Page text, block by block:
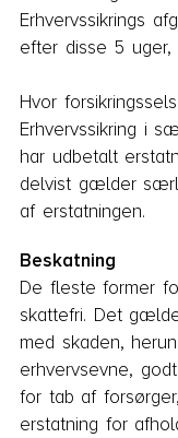
Erhvervssikrings
efter disse 5
Hvor
Erhvervssikring i
har udbetalt
delvist gælder
af erstatningen.
Beskatning
De fleste former
skattefri. Det
med skaden,
erhvervsevne,
for tab af
erstatning for